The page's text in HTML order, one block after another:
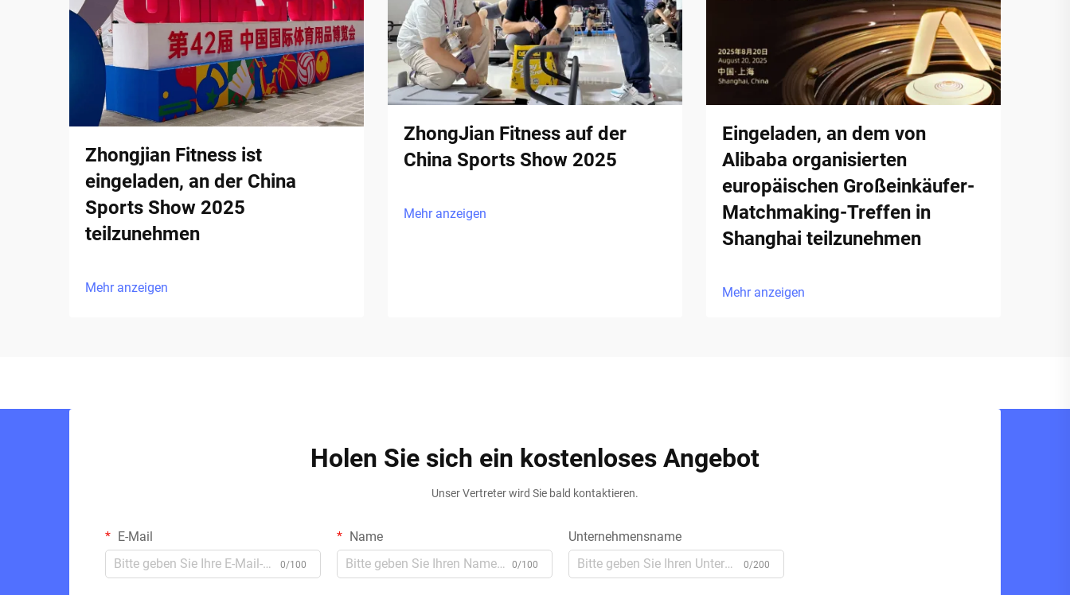
Zhongjian Fitness ist
eingeladen, an der China
Sports Show 2025
teilzunehmen
Mehr anzeigen
ZhongJian Fitness auf der
China Sports Show 2025
Mehr anzeigen
Eingeladen, an dem von
Alibaba organisierten
europäischen Großeinkäufer-
Matchmaking-Treffen in
Shanghai teilzunehmen
Mehr anzeigen
Holen Sie sich ein kostenloses Angebot
Unser Vertreter wird Sie bald kontaktieren.
E-Mail
0/100
Name
0/100
Unternehmensname
0/200